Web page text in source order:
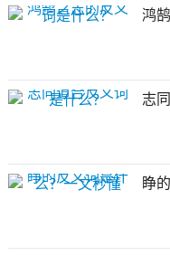
鸿
志
睁